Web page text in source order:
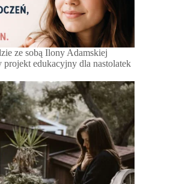
ze sobą Ilony Adamskiej
projekt edukacyjny dla nastolatek